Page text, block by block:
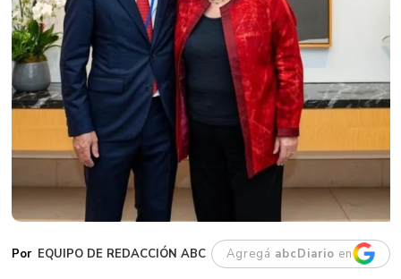
EQUIPO DE REDACCIÓN ABC Agregá abcDiario en